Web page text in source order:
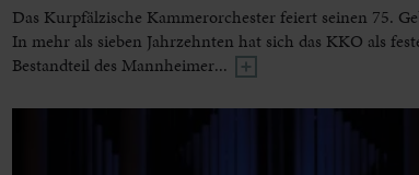
Das Kurpfälzische Kammerorchester feiert seinen 75.
In mehr als sieben Jahrzehnten hat sich das KKO als
Bestandteil des Mannheimer...